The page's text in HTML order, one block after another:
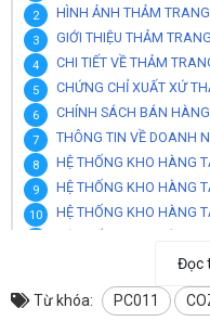
HÌNH ẢNH THẢM
GIỚI THIỆU THẢM
CHI TIẾT VỀ THẢM
CHỨNG CHỈ XUẤT XỨ
CHÍNH SÁCH BÁN
THÔNG TIN VỀ DOANH
HỆ THỐNG KHO HÀNG
HỆ THỐNG KHO HÀNG
HỆ THỐNG KHO HÀNG
HỆ THỐNG KHO TẠI
HỆ THỐNG KHO TẠI
HỆ THỐNG KHO TẠI
Đọc
Từ khóa: PC011